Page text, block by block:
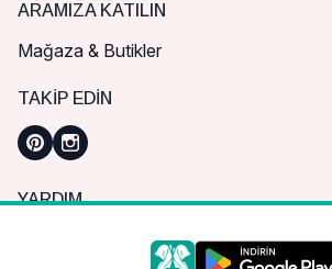
ARAMIZA KATILIN
Mağaza & Butikler
TAKIP EDIN
YARDIM
Sık Sorulan Sorular